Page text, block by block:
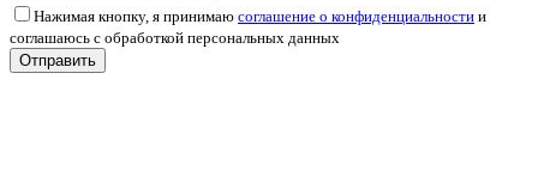
Нажимая кнопку, я принимаю соглашение о конфиденциальности и
соглашаюсь с обработкой персональных данных
Отправить